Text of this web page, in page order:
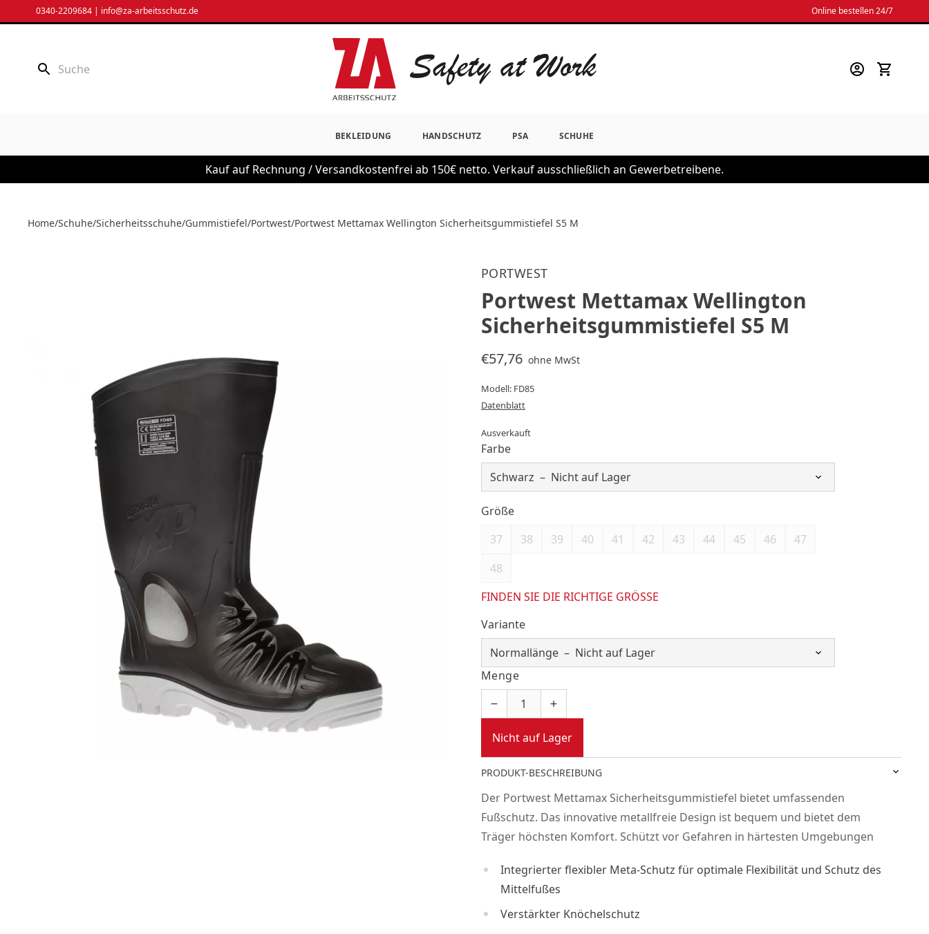
Inhalt
0340-2209684 | info@za-arbeitsschutz.de Online bestellen 24/7
BEKLEIDUNG HANDSCHUTZ PSA SCHUHE
Kauf auf Rechnung / Versandkostenfrei ab 150€ netto. Verkauf ausschließlich an Gewerbetreibene.
Home/Schuhe/Sicherheitsschuhe/Gummistiefel/Portwest/Portwest Mettamax Wellington Sicherheitsgummistiefel S5 M
PORTWEST
Portwest Mettamax Wellington
Sicherheitsgummistiefel S5 M
€57,76 ohne MwSt
Modell: FD85
Datenblatt
Ausverkauft
Farbe
Größe
37
38 39 40 41 42 43 44 45 46
47
48
FINDEN SIE DIE RICHTIGE GRÖSSE
Variante
Menge
Nicht auf Lager
PRODUKT-BESCHREIBUNG
Der Portwest Mettamax Sicherheitsgummistiefel bietet umfassenden
Fußschutz. Das innovative metallfreie Design ist bequem und bietet dem
Träger höchsten Komfort. Schützt vor Gefahren in härtesten Umgebungen
Integrierter flexibler Meta-Schutz für optimale Flexibilität und Schutz des
Mittelfußes
Verstärkter Knöchelschutz